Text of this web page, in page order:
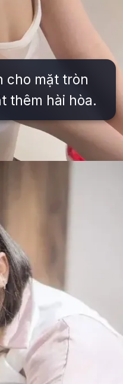
cho mặt tròn
thêm hài hòa.